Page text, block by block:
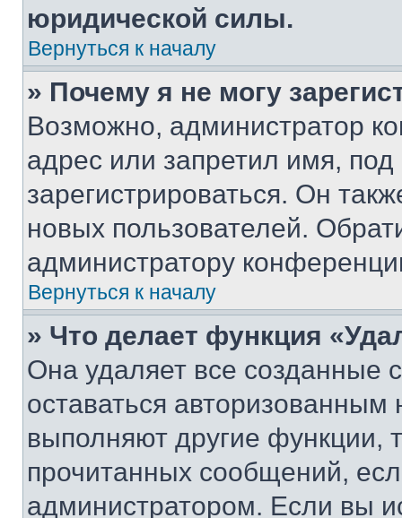
юридической силы.
Вернуться к началу
» Почему я не могу
Возможно, администратор
адрес или запретил имя,
зарегистрироваться. Он
новых пользователей.
администратору
Вернуться к началу
» Что делает функция
Она удаляет все созданные
оставаться
выполняют другие функции,
прочитанных сообщений,
администратором. Если вы